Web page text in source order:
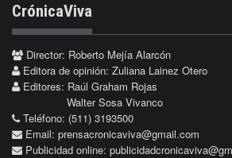
CrónicaViva
Director: Roberto Mejía Alarcón
Editora de opinión: Zuliana Lainez Otero
Editores: Raúl Graham Rojas
Walter Sosa Vivanco
Teléfono: (511) 3193500
Email: prensacronicaviva@gmail.com
Publicidad online: